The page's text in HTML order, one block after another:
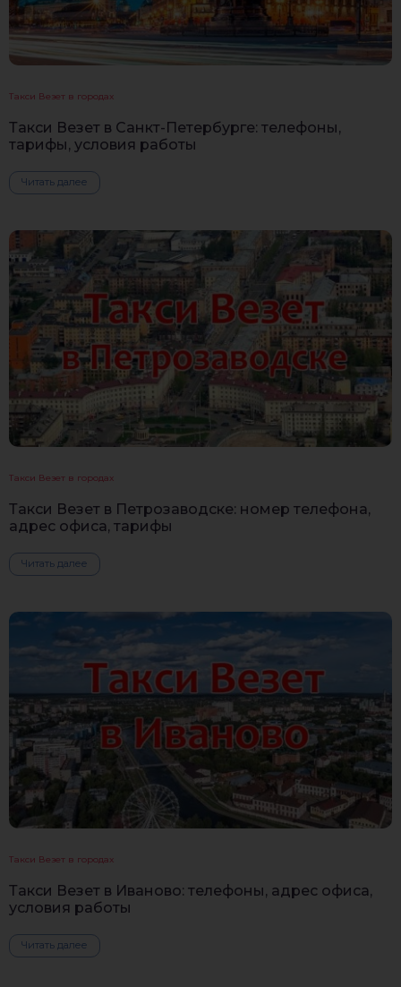
Такси Везет в городах
Такси Везет в Санкт-Петербурге: телефоны,
тарифы, условия работы
Читать далее
Такси Везет в городах
Такси Везет в Петрозаводске: номер телефона,
адрес офиса, тарифы
Читать далее
Такси Везет в городах
Такси Везет в Иваново: телефоны, адрес офиса,
условия работы
Читать далее